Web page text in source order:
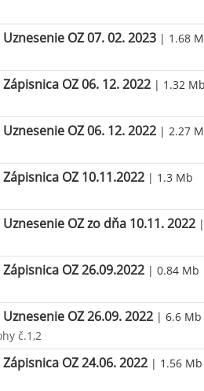
Uznesenie OZ 07. 02. 2023 | 1.68
Zápisnica OZ 06. 12. 2022 | 1.32 Mb
Uznesenie OZ 06. 12. 2022 | 2.27
Zápisnica OZ 10.11.2022 | 1.3 Mb
Uznesenie OZ zo dňa 10.11. 2022
Zápisnica OZ 26.09.2022 | 0.84 Mb
Uznesenie OZ 26.09. 2022 | 6.6 Mb
č.1,2
Zápisnica OZ 24.06. 2022 | 1.56 Mb